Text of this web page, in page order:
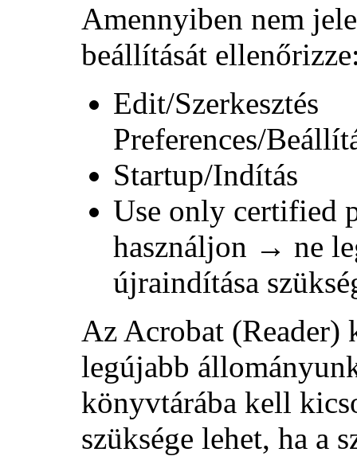
Amennyiben nem
beállítását
Edit/Szerkesztés
Preferences/
Startup/Indítás
Use only certified
használjon → ne
újraindítása
Az Acrobat
legújabb
könyvtárába kell
szüksége lehet, ha a